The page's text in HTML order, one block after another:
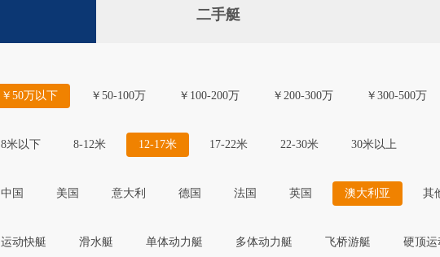
二手艇
￥50万以下 ￥50-100万 ￥100-200万 ￥200-300万 ￥300-500万
8米以下 8-12米 12-17米 17-22米 22-30米 30米以上
中国 美国 意大利 德国 法国 英国 澳大利亚 其
运动快艇 滑水艇 单体动力艇 多体动力艇 飞桥游艇 硬顶运